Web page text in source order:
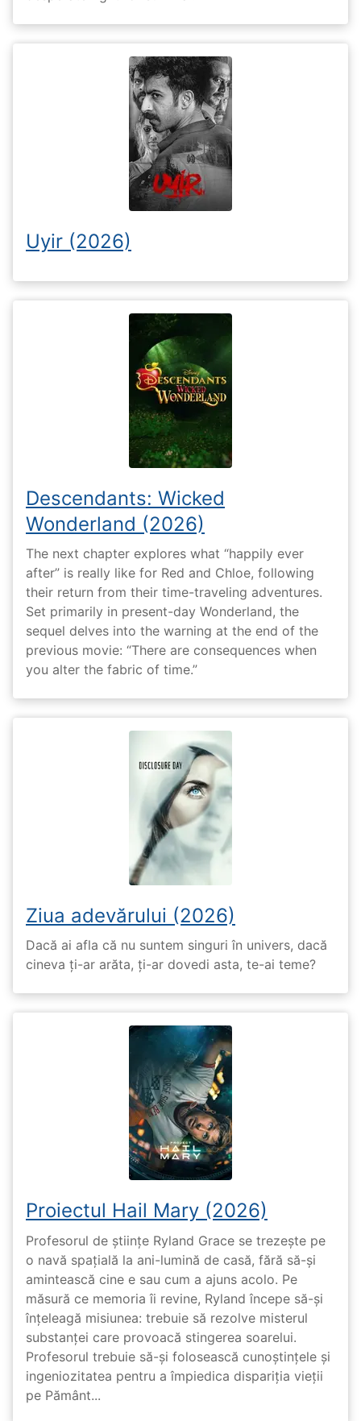
Uyir (2026)
Descendants: Wicked
Wonderland (2026)
The next chapter explores what “happily ever
after” is really like for Red and Chloe, following
their return from their time-traveling adventures.
Set primarily in present-day Wonderland, the
sequel delves into the warning at the end of the
previous movie: “There are consequences when
you alter the fabric of time.”
Ziua adevărului (2026)
Dacă ai afla că nu suntem singuri în univers, dacă
cineva ți-ar arăta, ți-ar dovedi asta, te-ai teme?
Proiectul Hail Mary (2026)
Profesorul de științe Ryland Grace se trezește pe
o navă spațială la ani-lumină de casă, fără să-și
amintească cine e sau cum a ajuns acolo. Pe
măsură ce memoria îi revine, Ryland începe să-și
înțeleagă misiunea: trebuie să rezolve misterul
substanței care provoacă stingerea soarelui.
Profesorul trebuie să-și folosească cunoștințele și
ingeniozitatea pentru a împiedica dispariția vieții
pe Pământ...